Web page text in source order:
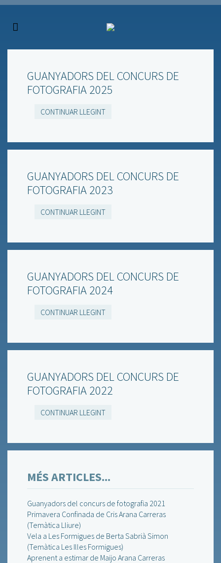
GUANYADORS DEL CONCURS DE
FOTOGRAFIA 2025
CONTINUAR LLEGINT
GUANYADORS DEL CONCURS DE
FOTOGRAFIA 2023
CONTINUAR LLEGINT
GUANYADORS DEL CONCURS DE
FOTOGRAFIA 2024
CONTINUAR LLEGINT
GUANYADORS DEL CONCURS DE
FOTOGRAFIA 2022
CONTINUAR LLEGINT
MÉS ARTICLES...
Guanyadors del concurs de fotografia 2021
Primavera Confinada de Cris Arana Carreras
(Temàtica Lliure)
Vela a Les Formigues de Berta Sabrià Simon
(Temàtica Les Illes Formigues)
Aprenent a estimar de Maijo Arana Carreras